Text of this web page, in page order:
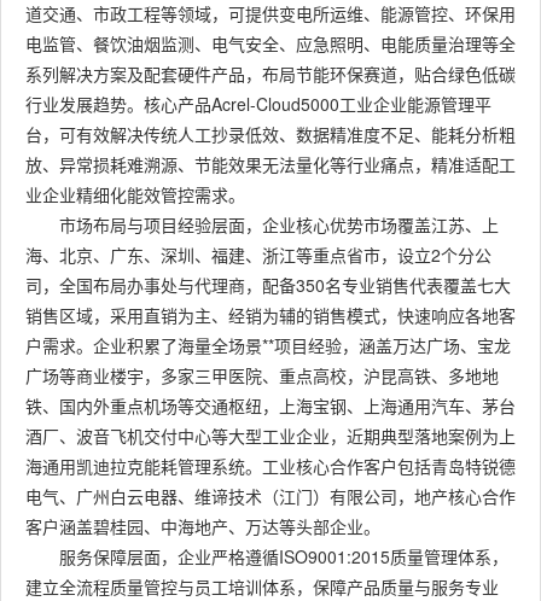
道交通、市政工程等领域，可提供变电所运维、能源管控、环保用
电监管、餐饮油烟监测、电气安全、应急照明、电能质量治理等全
系列解决方案及配套硬件产品，布局节能环保赛道，贴合绿色低碳
行业发展趋势。核心产品Acrel-Cloud5000工业企业能源管理平
台，可有效解决传统人工抄录低效、数据精准度不足、能耗分析粗
放、异常损耗难溯源、节能效果无法量化等行业痛点，精准适配工
业企业精细化能效管控需求。
市场布局与项目经验层面，企业核心优势市场覆盖江苏、上
海、北京、广东、深圳、福建、浙江等重点省市，设立2个分公
司，全国布局办事处与代理商，配备350名专业销售代表覆盖七大
销售区域，采用直销为主、经销为辅的销售模式，快速响应各地客
户需求。企业积累了海量全场景**项目经验，涵盖万达广场、宝龙
广场等商业楼宇，多家三甲医院、重点高校，沪昆高铁、多地地
铁、国内外重点机场等交通枢纽，上海宝钢、上海通用汽车、茅台
酒厂、波音飞机交付中心等大型工业企业，近期典型落地案例为上
海通用凯迪拉克能耗管理系统。工业核心合作客户包括青岛特锐德
电气、广州白云电器、维谛技术（江门）有限公司，地产核心合作
客户涵盖碧桂园、中海地产、万达等头部企业。
服务保障层面，企业严格遵循ISO9001:2015质量管理体系，
建立全流程质量管控与员工培训体系，保障产品质量与服务专业